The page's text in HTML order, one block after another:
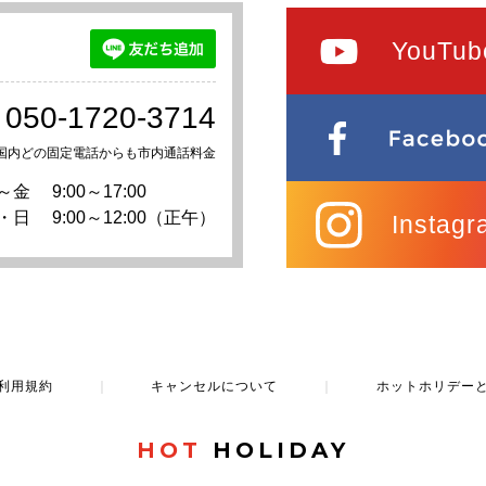
050-1720-3714
内どの固定電話からも市内通話料金
金
9:00～17:00
日
9:00～12:00（正午）
用規約 キャンセルについて ホットホリデー
HOT HOLIDAY